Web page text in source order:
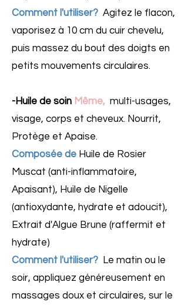
Comment l'utiliser? Agitez le flacon,
vaporisez à 10 cm du cuir chevelu,
puis massez du bout des doigts en
petits mouvements circulaires.
-Huile de soin Même, multi-usages,
visage, corps et cheveux. Nourrit,
Protège et Apaise.
Composée de Huile de Rosier
Muscat (anti-inflammatoire,
Apaisant), Huile de Nigelle
(antioxydante, hydrate et adoucit),
Extrait d'Algue Brune (raffermit et
hydrate)
Comment l'utiliser? Le matin ou le
soir, appliquez généreusement en
massages doux et circulaires, sur le